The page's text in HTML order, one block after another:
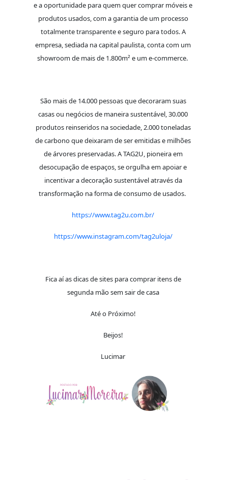
e a oportunidade para quem quer comprar móveis e
produtos usados, com a garantia de um processo
totalmente transparente e seguro para todos. A
empresa, sediada na capital paulista, conta com um
showroom de mais de 1.800m² e um e-commerce.
São mais de 14.000 pessoas que decoraram suas
casas ou negócios de maneira sustentável, 30.000
produtos reinseridos na sociedade, 2.000 toneladas
de carbono que deixaram de ser emitidas e milhões
de árvores preservadas. A TAG2U, pioneira em
desocupação de espaços, se orgulha em apoiar e
incentivar a decoração sustentável através da
transformação na forma de consumo de usados.
https://www.tag2u.com.br/
https://www.instagram.com/tag2uloja/
Fica aí as dicas de sites para comprar itens de
segunda mão sem sair de casa
Até o Próximo!
Beijos!
Lucimar